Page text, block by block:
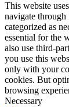
This website
navigate through
categorized as
essential for the
also use third-
you use this
only with your
cookies. But
browsing
Necessary